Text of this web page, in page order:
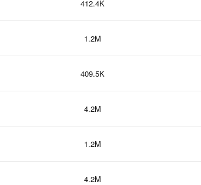
412.4K
1.2M
409.5K
4.2M
1.2M
4.2M